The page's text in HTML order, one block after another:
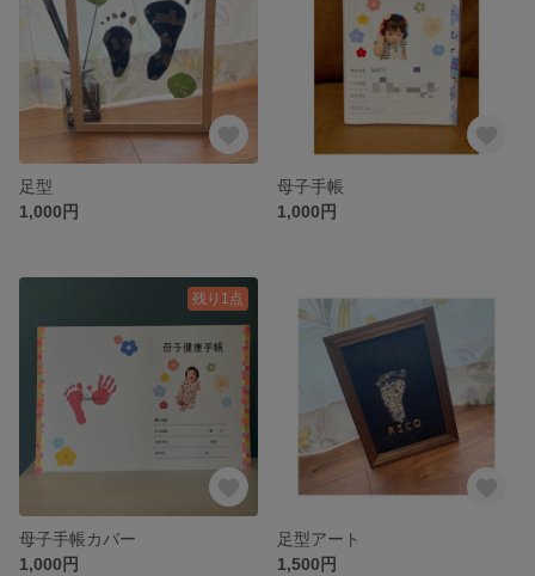
足型
1,000円
母子手帳
1,000円
残り1点
母子手帳カバー
1,000円
足型アート
1,500円